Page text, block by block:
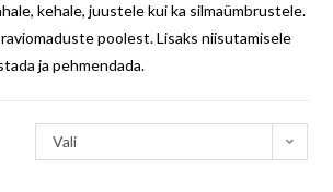
kehale, juustele kui ka silmaümbrustele.
poolest. Lisaks niisutamisele
ja pehmendada.
Vali